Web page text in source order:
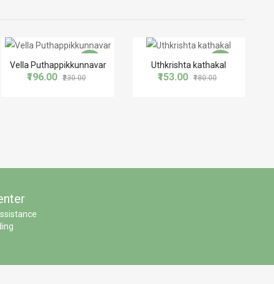
-15%
Vella Puthappikkunnavar
₹196.00 ₹230.00
-15%
Uthkrishta kathakal
₹153.00 ₹180.00